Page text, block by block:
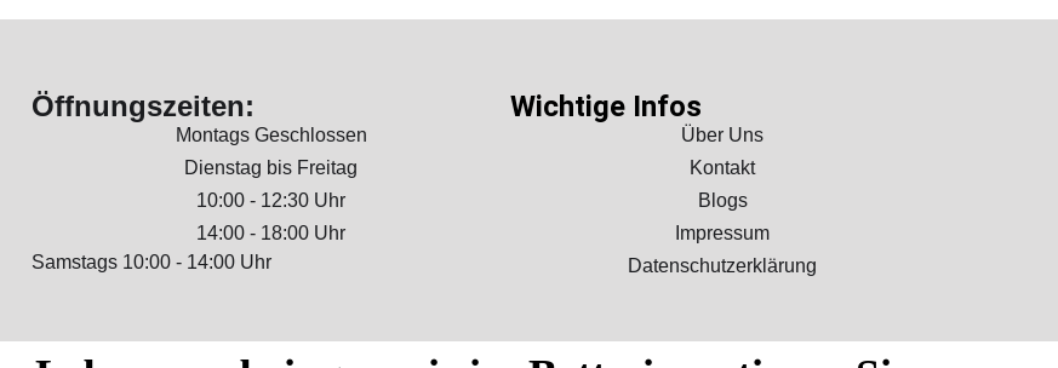
Öffnungszeiten:
Montags Geschlossen
Dienstag bis Freitag
10:00 - 12:30 Uhr
14:00 - 18:00 Uhr
Samstags 10:00 - 14:00 Uhr
Wichtige Infos
Über Uns
Kontakt
Blogs
Impressum
Datenschutzerklärung